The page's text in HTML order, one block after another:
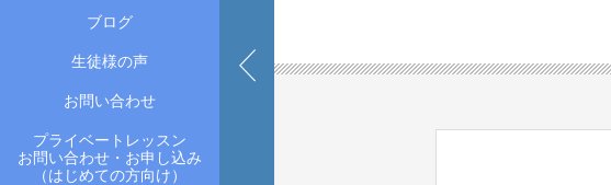
ブログ
生徒様の声
お問い合わせ
プライベートレッスン
お問い合わせ・お申し込み
（はじめての方向け）